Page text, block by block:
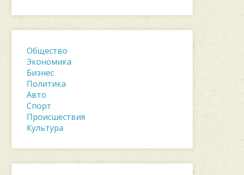
Общество
Экономика
Бизнес
Политика
Авто
Спорт
Происшествия
Культура